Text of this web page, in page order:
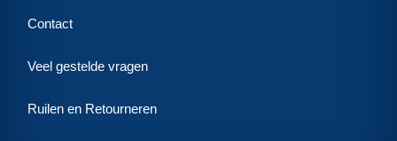
Contact
Veel gestelde vragen
Ruilen en Retourneren